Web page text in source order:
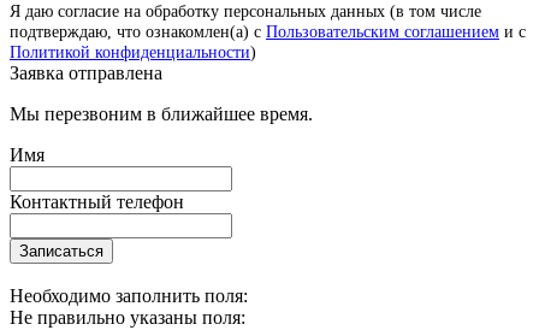
Я даю согласие на обработку персональных данных (в том числе
подтверждаю, что ознакомлен(а) с Пользовательским соглашением и с
Политикой конфиденциальности)
Заявка отправлена
Мы перезвоним в ближайшее время.
Имя
Контактный телефон
Записаться
Необходимо заполнить поля:
Не правильно указаны поля: